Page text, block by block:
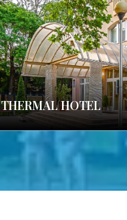
THERMAL HOTEL